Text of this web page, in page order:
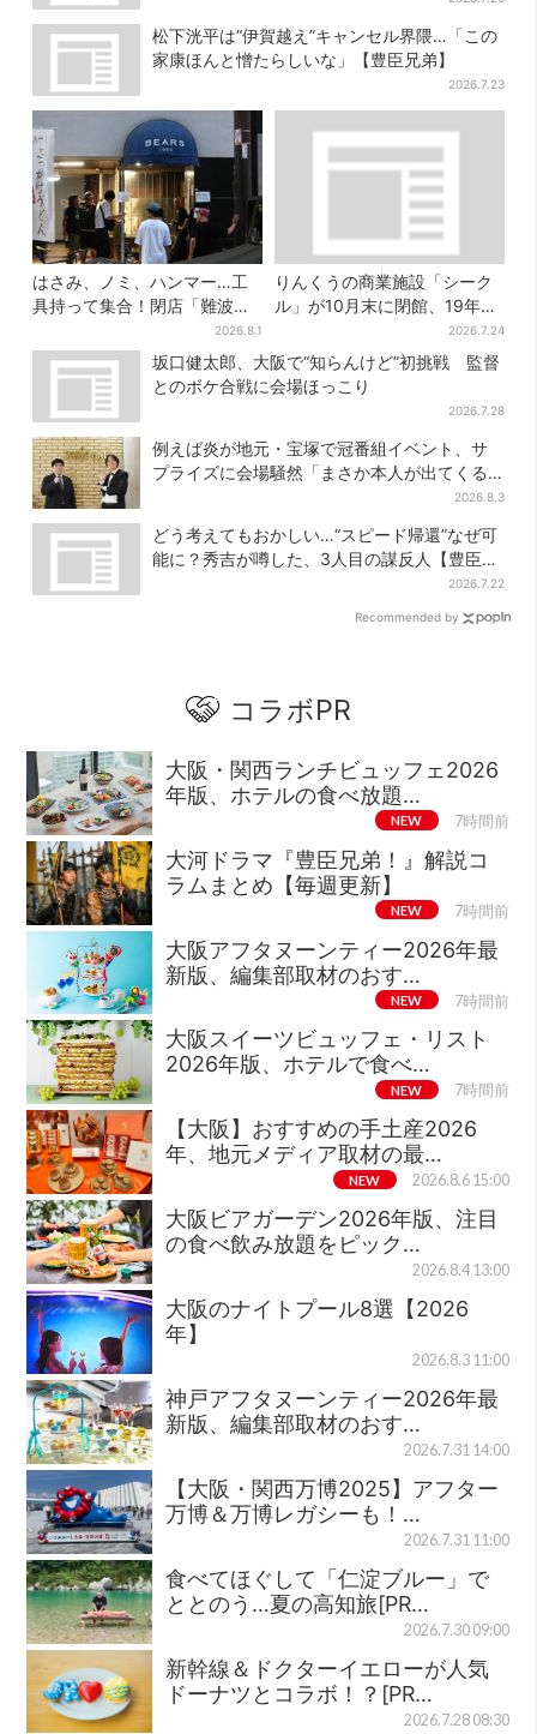
松下洸平は“伊賀越え”キャンセル界隈…「この
家康ほんと憎たらしいな」【豊臣兄弟】
2026.7.23
はさみ、ノミ、ハンマー…工
具持って集合！閉店「難波ベ
アーズ」最終日400人超…最
後は「もう帰ってください」
2026.8.1
りんくうの商業施設「シーク
ル」が10月末に閉館、19年の
歴史に幕…南大阪民に衝撃は
しる
2026.7.24
坂口健太郎、大阪で“知らんけど”初挑戦 監督
とのボケ合戦に会場ほっこり
2026.7.28
例えば炎が地元・宝塚で冠番組イベント、サ
プライズに会場騒然「まさか本人が出てくる
2026.8.3
どう考えてもおかしい…“スピード帰還”なぜ可
能に？秀吉が噂した、3人目の謀反人【豊臣兄
2026.7.22
Recommended by
コラボPR
大阪・関西ランチビュッフェ2026
年版、ホテルの食べ放題…
NEW 7時間前
大河ドラマ『豊臣兄弟！』解説コ
ラムまとめ【毎週更新】
NEW 7時間前
大阪アフタヌーンティー2026年最
新版、編集部取材のおす…
NEW 7時間前
大阪スイーツビュッフェ・リスト
2026年版、ホテルで食べ…
NEW 7時間前
【大阪】おすすめの手土産2026
年、地元メディア取材の最…
NEW 2026.8.6 15:00
大阪ビアガーデン2026年版、注目
の食べ飲み放題をピック…
2026.8.4 13:00
大阪のナイトプール8選【2026
年】
2026.8.3 11:00
神戸アフタヌーンティー2026年最
新版、編集部取材のおす…
2026.7.31 14:00
【大阪・関西万博2025】アフター
万博＆万博レガシーも！…
2026.7.31 11:00
食べてほぐして「仁淀ブルー」で
ととのう…夏の高知旅[PR…
2026.7.30 09:00
新幹線＆ドクターイエローが人気
ドーナツとコラボ！？[PR…
2026.7.28 08:30